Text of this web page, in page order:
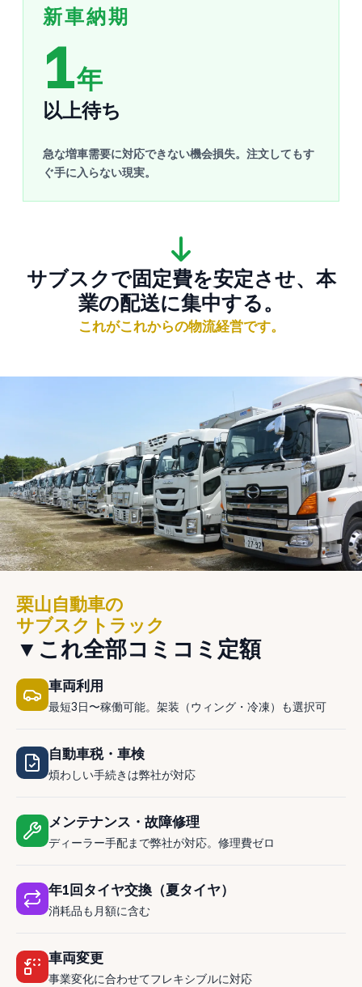
新車納期
1年
以上待ち
急な増車需要に対応できない機会損失。注文してもす
ぐ手に入らない現実。
サブスクで固定費を安定させ、本
業の配送に集中する。
これがこれからの物流経営です。
栗山自動車の
サブスクトラック
▼これ全部コミコミ定額
車両利用
最短3日〜稼働可能。架装（ウィング・冷凍）も選択可
自動車税・車検
煩わしい手続きは弊社が対応
メンテナンス・故障修理
ディーラー手配まで弊社が対応。修理費ゼロ
年1回タイヤ交換（夏タイヤ）
消耗品も月額に含む
車両変更
事業変化に合わせてフレキシブルに対応